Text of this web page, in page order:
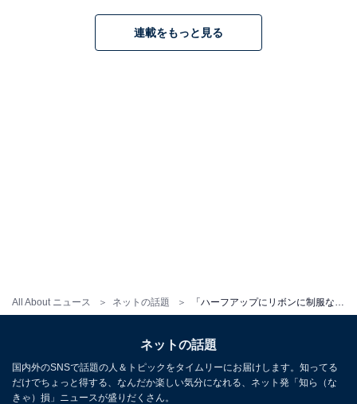
All About ニュース ネットの話題
連載をもっと見る
ネットの話題
国内外のSNSで話題の人＆トピックをタイムリーにお届けします。知ってる
だけでちょっと得する、なんだか楽しい気分になれる、ネット発「知ら（な
きゃ）損」ニュースが盛りだくさん。